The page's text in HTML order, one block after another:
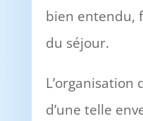
bien entendu,
du séjour.
L’organisation
d’une telle